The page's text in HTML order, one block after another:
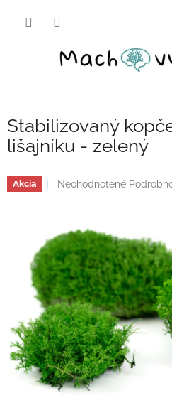
Stabilizovaný
lišajníku - zelený
Akcia
Priemerné
0,0
z
5
hviezdičiek.
Neohodnotené